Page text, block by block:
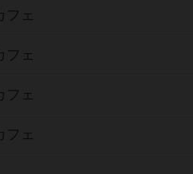
フェ
フェ
フェ
フェ